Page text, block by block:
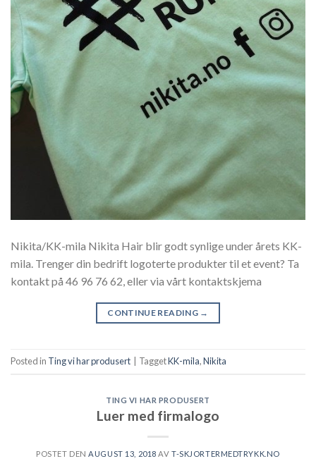
Nikita/KK-mila Nikita Hair blir godt synlige under årets KK-
mila. Trenger din bedrift logoterte produkter til et event? Ta
kontakt på 46 96 76 62, eller via vårt kontaktskjema
CONTINUE READING →
Posted in Ting vi har produsert TaggetKK-mila,Nikita
TING VI HAR PRODUSERT
Luer med firmalogo
POSTET DENAUGUST 13, 2018 AVT-SKJORTERMEDTRYKK.NO